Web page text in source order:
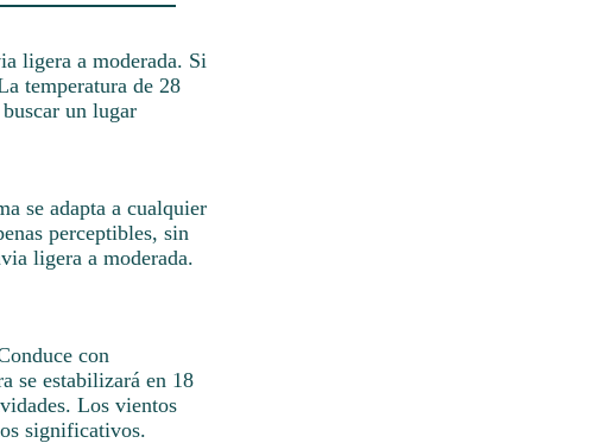
ligera a moderada. Si
temperatura de 28
un lugar
se adapta a cualquier
perceptibles, sin
ligera a moderada.
con
se estabilizará en 18
Los vientos
significativos.